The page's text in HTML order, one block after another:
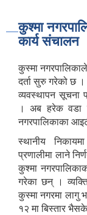
कुश्मा
कार्य संचालन
कुस्मा
दर्ता सुरु गरेको छ ।
व्यवस्थापन सूचना
। अब हरेक वडा
नगरपालिकाका
स्थानीय
प्रणालीमा लाने
कुश्मा
गरेका छन् ।
कुस्मा नगरमा लागु
१२ मा बिस्तार